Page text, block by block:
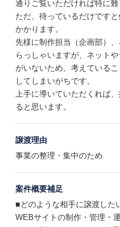
通りご覧いただければ特に難
ただ、待っているだけです
かかります。
先様に制作担当（企画部）
らっしゃいますが、ネット
がいないため、考えている
してしまいがちです。
上手に導いていただくれば
ると思います。
譲渡理由
事業の整理・集中のため
案件概要補足
■どのような相手に譲渡した
WEBサイトの制作・管理・